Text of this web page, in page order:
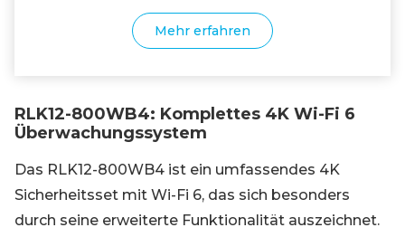
Mehr erfahren
RLK12-800WB4: Komplettes 4K Wi-Fi 6
Überwachungssystem
Das RLK12-800WB4 ist ein umfassendes 4K
Sicherheitsset mit Wi-Fi 6, das sich besonders
durch seine erweiterte Funktionalität auszeichnet.